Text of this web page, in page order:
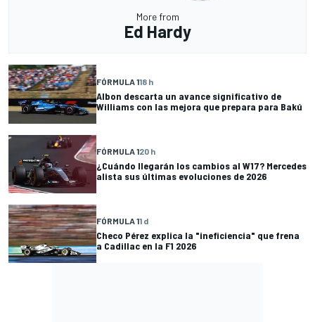
More from
Ed Hardy
FÓRMULA 118 h
Albon descarta un avance significativo de
Williams con las mejora que prepara para Bakú
FÓRMULA 120 h
¿Cuándo llegarán los cambios al W17? Mercedes
alista sus últimas evoluciones de 2026
FÓRMULA 11 d
Checo Pérez explica la "ineficiencia" que frena
a Cadillac en la F1 2026